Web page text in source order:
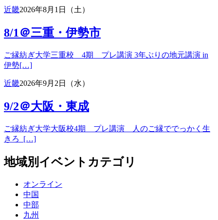
近畿2026年8月1日（土）
8/1＠三重・伊勢市
ご縁紡ぎ大学三重校 4期 プレ講演 3年ぶりの地元講演 in
伊勢[…]
近畿2026年9月2日（水）
9/2＠大阪・東成
ご縁紡ぎ大学大阪校4期 プレ講演 人のご縁ででっかく生
きろ […]
地域別イベントカテゴリ
オンライン
中国
中部
九州